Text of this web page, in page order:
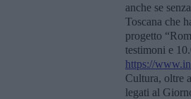
anche se
Toscana che
progetto
testimoni e
https://
Cultura, oltre
legati al